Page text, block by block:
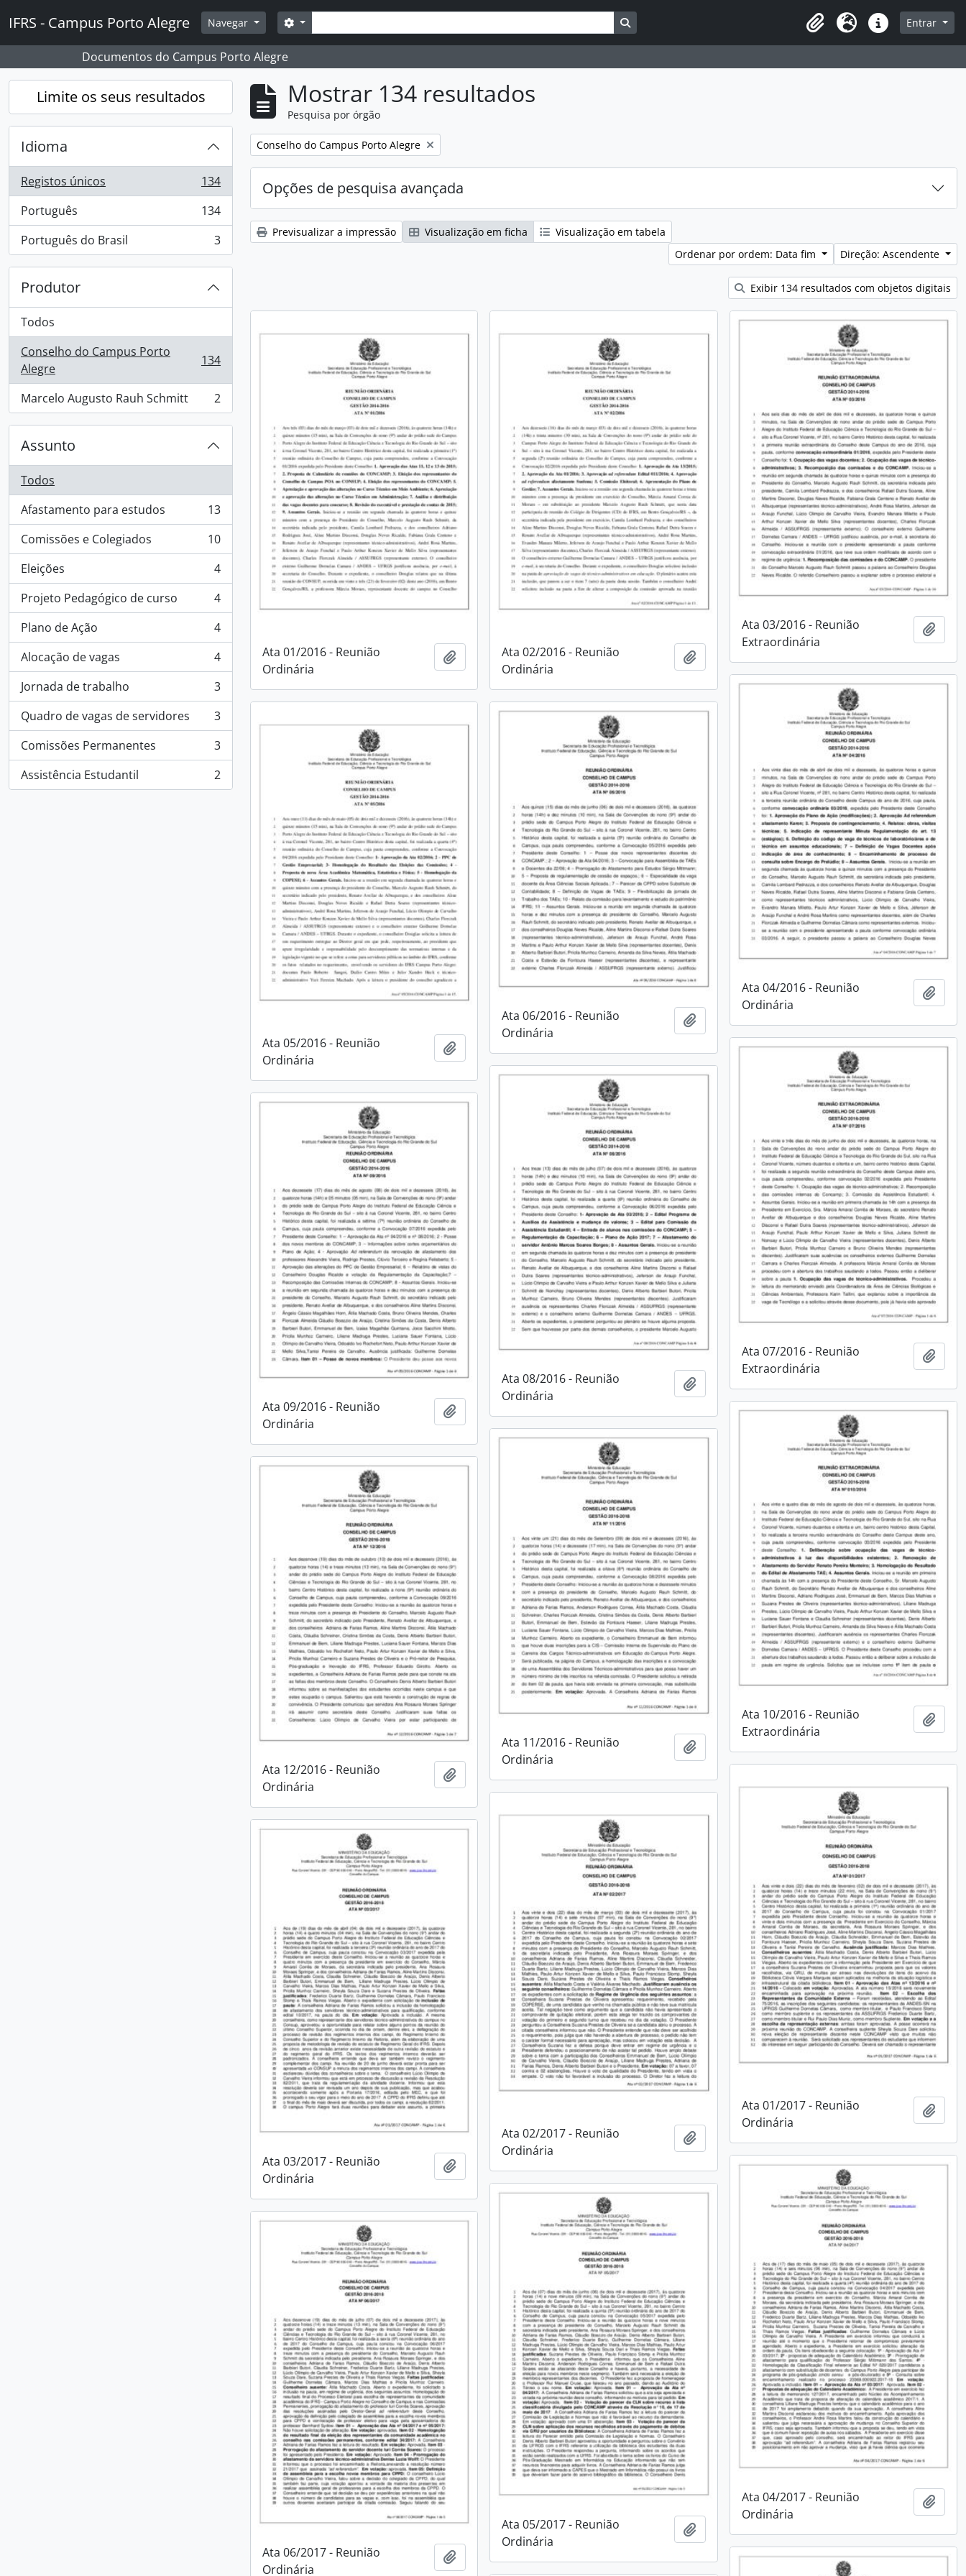
IFRS - Campus Porto Alegre Navegar Pesquisar
Opções de busca Busque na página de navegação
Idioma Ligações rápidas
Entrar
Documentos do Campus Porto Alegre
Limite os seus resultados
Idioma
Registos únicos
, 134 resultados
134
Português
, 134 resultados
134
Português do Brasil
, 3 resultados 3
Produtor
Todos
Conselho do Campus Porto
Alegre
, 134 resultados 134
Marcelo Augusto Rauh Schmitt
, 2 resultados 2
Assunto
Todos
Afastamento para estudos
, 13 resultados
13
Comissões e Colegiados
, 10 resultados
10
Eleições
, 4 resultados
4
Projeto Pedagógico de curso
, 4 resultados
4
Plano de Ação
, 4 resultados
4
Alocação de vagas
, 4 resultados
4
Jornada de trabalho
, 3 resultados
3
Quadro de vagas de servidores
, 3 resultados
3
Comissões Permanentes
, 3 resultados
3
Assistência Estudantil
, 2 resultados 2
Mostrar 134 resultados
Pesquisa por órgão
Remover filtro:
Conselho do Campus Porto Alegre
Opções de pesquisa avançada
Previsualizar a impressão Visualização em ficha
Visualização em tabela
Ordenar por ordem: Data fim
Direção: Ascendente
Exibir 134 resultados com objetos digitais
Ata 01/2016 - Reunião
Ordinária
Adicionar à área de transferência
Ata 02/2016 - Reunião
Ordinária
Adicionar à área de transferência
Ata 03/2016 - Reunião
Extraordinária
Ata 04/2016 - Reunião
Ordinária
Ata 05/2016 - Reunião
Ordinária
Ata 06/2016 - Reunião
Ordinária
Adicionar à área de transferência
Ata 07/2016 - Reunião
Extraordinária
Ata 08/2016 - Reunião
Ordinária
Adicionar à área de transferência
Ata 09/2016 - Reunião
Ordinária
Adicionar à área de transferência
Ata 10/2016 - Reunião
Extraordinária
Ata 11/2016 - Reunião
Ordinária
Adicionar à área de transferência
Ata 12/2016 - Reunião
Ordinária
Ata 01/2017 - Reunião
Ordinária
Ata 02/2017 - Reunião
Ordinária
Adicionar à área de transferência
Ata 03/2017 - Reunião
Ordinária
Adicionar à área de transferência
Ata 04/2017 - Reunião
Ordinária
Ata 05/2017 - Reunião
Ordinária
Adicionar à área de transferência
Ata 06/2017 - Reunião
Ordinária
Adicionar à área de transferência